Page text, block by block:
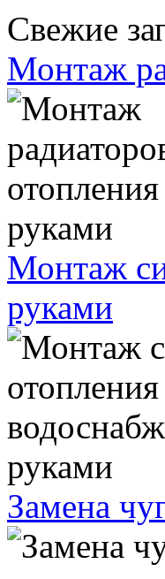
Свежие
Монтаж
Монтаж
руками
Замена